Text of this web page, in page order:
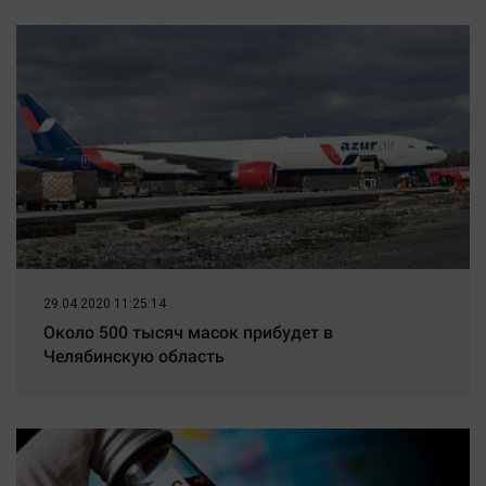
Персона
Последняя инстанция
Светская жизнь
Тенденции
Точка на карте
29.04.2020 11:25:14
Около 500 тысяч масок прибудет в
Челябинскую область